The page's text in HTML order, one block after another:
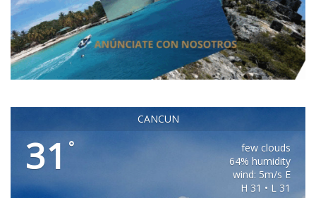
CANCUN
31 °
few clouds
64% humidity
wind: 5m/s E
H 31 • L 31